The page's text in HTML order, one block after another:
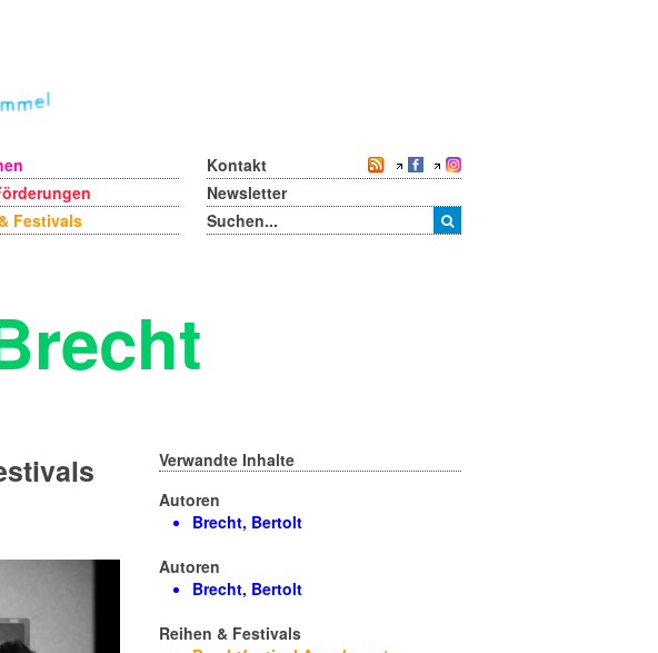
Festivals
Kontakt
Newsletter
Verwandte Inhalte
Autoren
Brecht, Bertolt
Autoren
Brecht, Bertolt
Reihen & Festivals